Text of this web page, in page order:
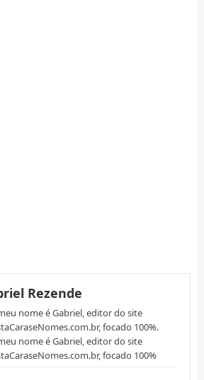
Rezende
nome é Gabriel, editor do site
focado 100%.
nome é Gabriel, editor do site
focado 100%